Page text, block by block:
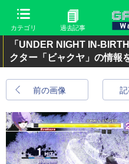
カテゴリ 過去記事
「UNDER NIGHT IN-
クター「ビャクヤ」の情報
前の画像